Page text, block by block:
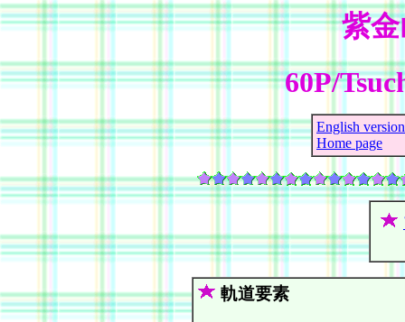
紫
60P/
English version
Home page
軌道要素